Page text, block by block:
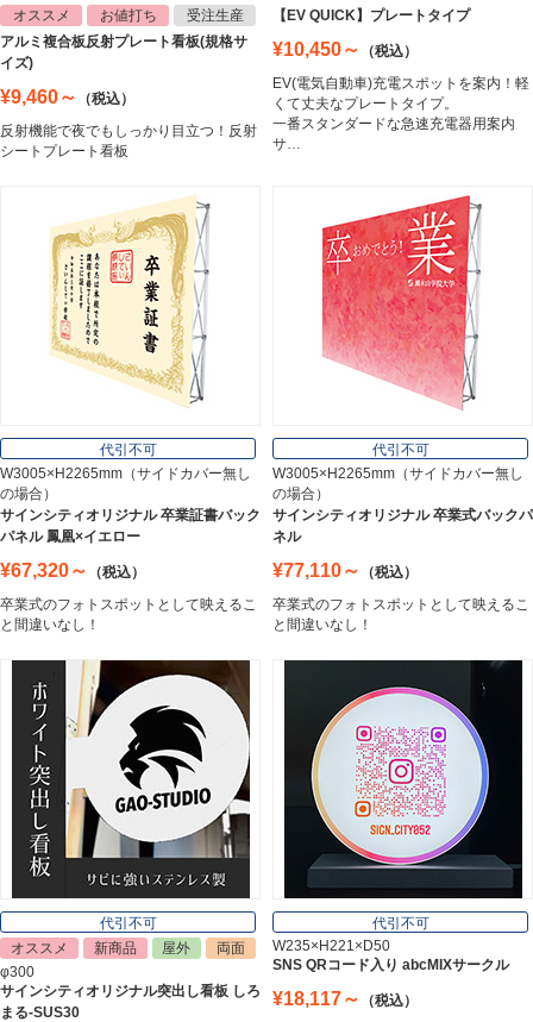
トラスコ中山
Trusco Nakayama
インテリア
Interior
オフィス用品
Office Supplies
ステンレス切文字
Stainless Sign
エッチングプレート
郵便ポスト
Post
Nameplate
オススメ
お値打ち
受注生産
アルミ複合板反射プレート看板(規格サ
イズ)
¥9,460～
（税込）
反射機能で夜でもしっかり目立つ！反射
シートプレート看板
【EV QUICK】プレートタイプ
¥10,450～
（税込）
EV(電気自動車)充電スポットを案内！軽
くて丈夫なプレートタイプ。
一番スタンダードな急速充電器用案内
サ…
代引不可
W3005×H2265mm（サイドカバー無し
の場合）
サインシティオリジナル 卒業証書バック
パネル 鳳凰×イエロー
¥67,320～
（税込）
卒業式のフォトスポットとして映えるこ
と間違いなし！
代引不可
W3005×H2265mm（サイドカバー無し
の場合）
サインシティオリジナル 卒業式バックパ
ネル
¥77,110～
（税込）
卒業式のフォトスポットとして映えるこ
と間違いなし！
代引不可
オススメ
新商品 屋外
両面
φ300
サインシティオリジナル突出し看板 しろ
まる-SUS30
代引不可
W235×H221×D50
SNS QRコード入り abcMIXサークル
¥18,117～
（税込）